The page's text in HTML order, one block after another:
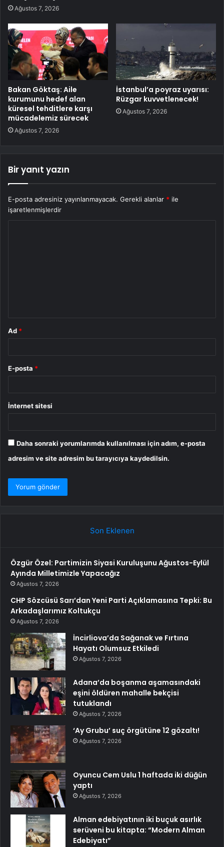
Ağustos 7, 2026
Bakan Göktaş: Aile
kurumunu hedef alan
küresel tehditlere karşı
mücadelemiz sürecek
Ağustos 7, 2026
İstanbul’a poyraz uyarısı:
Rüzgar kuvvetlenecek!
Ağustos 7, 2026
Bir yanıt yazın
E-posta adresiniz yayınlanmayacak. Gerekli alanlar * ile
işaretlenmişlerdir
Ad *
E-posta *
İnternet sitesi
Daha sonraki yorumlarımda kullanılması için adım, e-posta
adresim ve site adresim bu tarayıcıya kaydedilsin.
Son Eklenen
Özgür Özel: Partimizin Siyasi Kuruluşunu Ağustos-Eylül
Ayında Milletimizle Yapacağız
Ağustos 7, 2026
CHP Sözcüsü Sarı’dan Yeni Parti Açıklamasına Tepki: Bu
Arkadaşlarımız Koltukçu
Ağustos 7, 2026
İncirliova’da Sağanak ve Fırtına
Hayatı Olumsuz Etkiledi
Ağustos 7, 2026
Adana’da boşanma aşamasındaki
eşini öldüren mahalle bekçisi
tutuklandı
Ağustos 7, 2026
‘Ay Grubu’ suç örgütüne 12 gözaltı!
Ağustos 7, 2026
Oyuncu Cem Uslu 1 haftada iki düğün
yaptı
Ağustos 7, 2026
Alman edebiyatının iki buçuk asırlık
serüveni bu kitapta: “Modern Alman
Edebiyatı”